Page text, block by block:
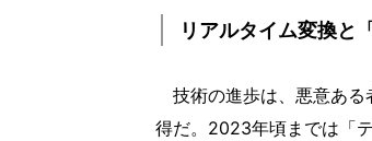
リアルタイム変換と
技術の進歩は、悪意ある
得だ。2023年頃までは「